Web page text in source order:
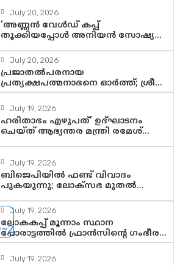
July 20, 2026
‘അണ്ണൻ വേൾഡ് കപ്പ്
തൂക്കിയപ്പോൾ അനിയൻ സോഷ്യൽ
കിരീടധാരണത്തിനിടെ
ശ്രദ്ധാകേന്ദ്രമായി മൂന്ന്
വയസ്സുകാരൻ ചുണക്കുട്ടൻ
July 20, 2026
പ്രജാതൽപരനായ
പ്രത്യക്ഷപത്മനാഭനെ ഓർത്ത്; ശ്രീ
ചിത്തിര തിരുനാൾ മഹാരാജാവിന്റെ
35-ാം നാടുനീങ്ങൽ ദിനം ഇന്ന്
July 19, 2026
ഹരിതാഭം എഴുപത്’ ഉദ്ഘാടനം
ചെയ്ത് ആഭ്യന്തര മന്ത്രി രമേശ്
പ്രൗഢമായ തുടക്കം
July 19, 2026
ബിജെപിയിൽ ഫണ്ട് വിവാദം
പുകയുന്നു; ലോക്സഭ മുതൽ
ഫണ്ട് വിനിയോഗം
പരിശോധിക്കുമോ? കേന്ദ്രത്തിനും
ആർഎസ്എസിനും കേരള
ഘടകത്തോട് അതൃപ്തി
July 19, 2026
ലോകകപ്പ് മൂന്നാം സ്ഥാന
പോരാട്ടത്തിൽ ഫ്രാൻസിന്റെ ഗംഭീര
തിരിച്ചുവരവ്; ഗോൾവേട്ടയിൽ
മെസ്സിയെ മറികടന്ന് എംബാപ്പെ
July 19, 2026